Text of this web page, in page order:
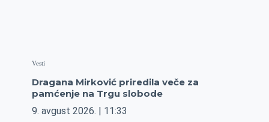
Vesti
Dragana Mirković priredila veče za
pamćenje na Trgu slobode
9. avgust 2026.
11:33